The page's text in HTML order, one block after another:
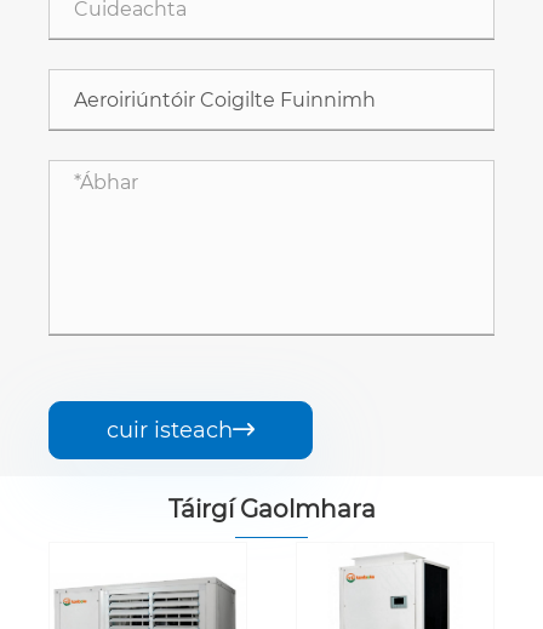
cuir isteach
Táirgí Gaolmhara